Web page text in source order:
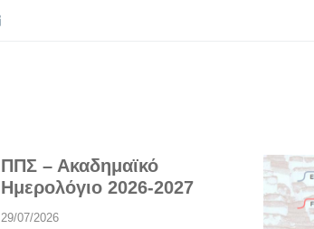
ΠΠΣ – Ακαδημαϊκό
Ημερολόγιο 2026-2027
29/07/2026